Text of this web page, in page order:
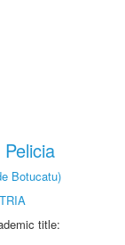
Botucatu)
title: